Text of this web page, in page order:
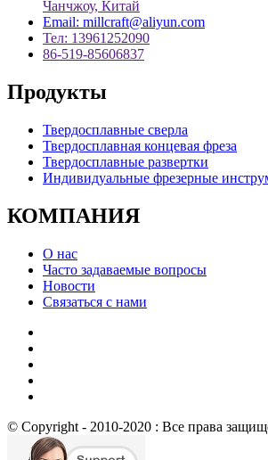
Чанчжоу, Китай
Email: millcraft@aliyun.com
Тел: 13961252090
86-519-85606837
Продукты
Твердосплавные сверла
Твердосплавная концевая фреза
Твердосплавные развертки
Индивидуальные фрезерные
КОМПАНИЯ
О нас
Часто задаваемые вопросы
Новости
Связаться с нами
© Copyright - 2010-2020 : Все права